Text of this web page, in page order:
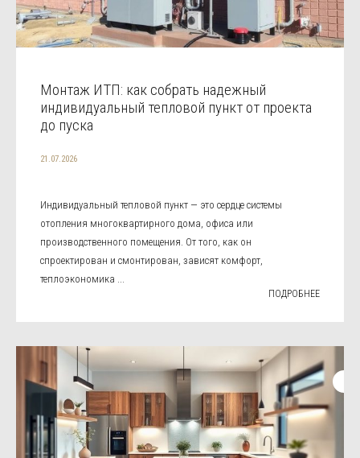
Монтаж ИТП: как собрать надежный
индивидуальный тепловой пункт от проекта
до пуска
21.07.2026
Индивидуальный тепловой пункт — это сердце системы
отопления многоквартирного дома, офиса или
производственного помещения. От того, как он
спроектирован и смонтирован, зависят комфорт,
теплоэкономика ...
ПОДРОБНЕЕ